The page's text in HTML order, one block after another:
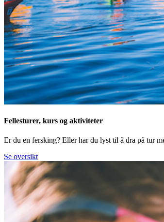
Fellesturer, kurs og aktiviteter
Er du en fersking? Eller har du lyst til å dra på tur
Se oversikt